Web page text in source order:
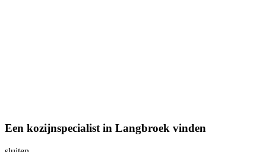
Een kozijnspecialist in Langbroek vinden